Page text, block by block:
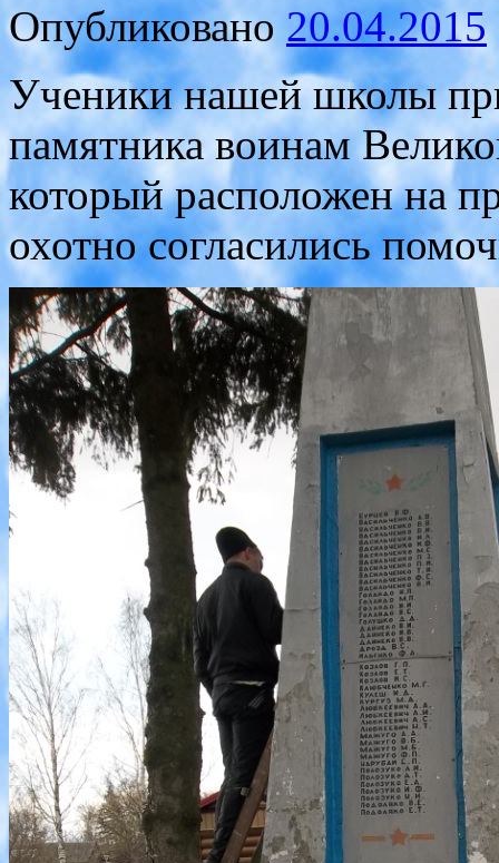
Опубликовано 20.04.2015
Ученики нашей школы
памятника воинам
который расположен на
охотно согласились